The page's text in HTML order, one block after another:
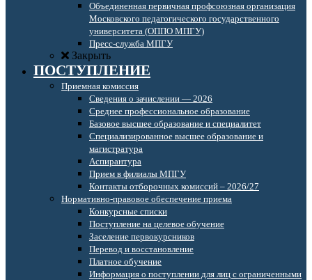
Объединенная первичная профсоюзная организация
Московского педагогического государственного
университета (ОППО МПГУ)
Пресс-служба МПГУ
Закрыть
ПОСТУПЛЕНИЕ
Приемная комиссия
Сведения о зачислении — 2026
Среднее профессиональное образование
Базовое высшее образование и специалитет
Специализированное высшее образование и
магистратура
Аспирантура
Прием в филиалы МПГУ
Контакты отборочных комиссий – 2026/27
Нормативно-правовое обеспечение приема
Конкурсные списки
Поступление на целевое обучение
Заселение первокурсников
Перевод и восстановление
Платное обучение
Информация о поступлении для лиц с ограниченными